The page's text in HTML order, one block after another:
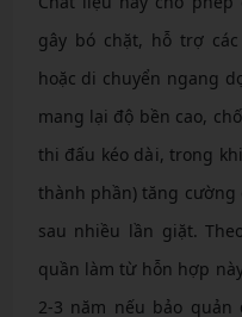
gây bó chặt, hỗ trợ
hoặc di chuyển ngang
mang lại độ bền cao,
thi đấu kéo dài, trong
thành phần) tăng
sau nhiều lần giặt.
quần làm từ hỗn hợp
2-3 năm nếu bảo quản